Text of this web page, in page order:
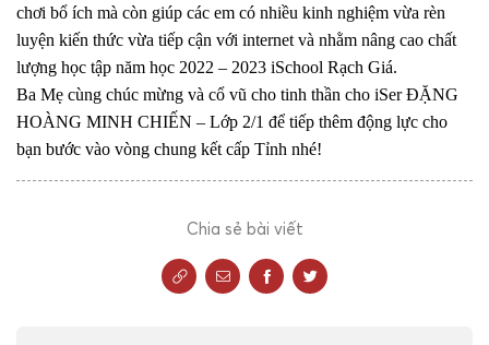
chơi bổ ích mà còn giúp các em có nhiều kinh nghiệm vừa rèn
luyện kiến thức vừa tiếp cận với internet và nhằm nâng cao chất
lượng học tập năm học 2022 – 2023 iSchool Rạch Giá.
Ba Mẹ cùng chúc mừng và cổ vũ cho tinh thần cho iSer ĐẶNG
HOÀNG MINH CHIẾN – Lớp 2/1 để tiếp thêm động lực cho
bạn bước vào vòng chung kết cấp Tỉnh nhé!
Chia sẻ bài viết